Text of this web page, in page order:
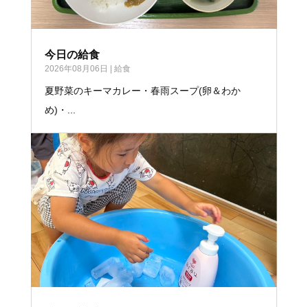
今日の給食
2026年08月06日 | 給食
夏野菜のキーマカレー・春雨スープ(卵＆わか
め)・...